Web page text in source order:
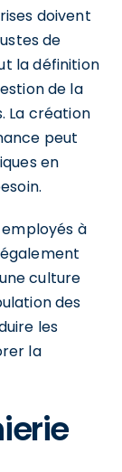
doivent
de
la définition
de la
La création
peut
en
à
culture
des
les
la